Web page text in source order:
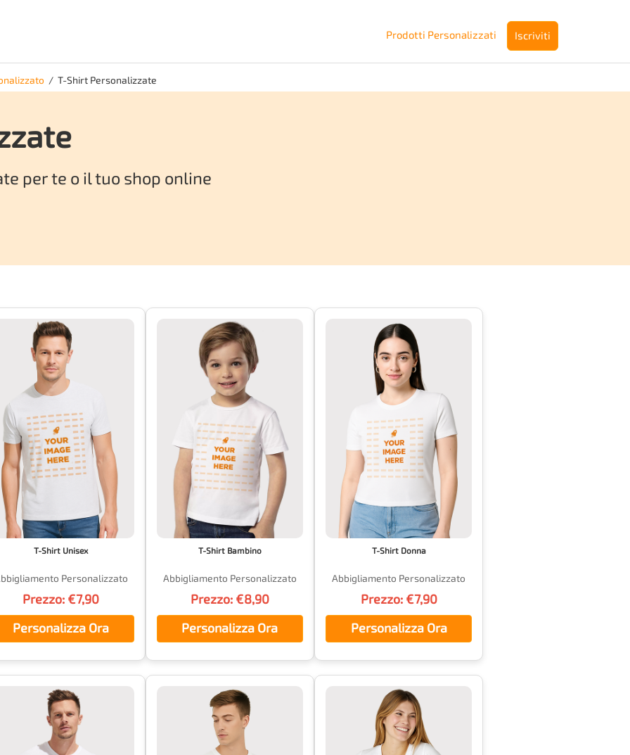
Prodotti Personalizzati Iscriviti
/ T-Shirt Personalizzate
per te o il tuo shop online
T-Shirt Unisex
Personalizzato
Prezzo: €7,90
Personalizza Ora
T-Shirt Bambino
Abbigliamento Personalizzato
Prezzo: €8,90
Personalizza Ora
T-Shirt Donna
Abbigliamento Personalizzato
Prezzo: €7,90
Personalizza Ora